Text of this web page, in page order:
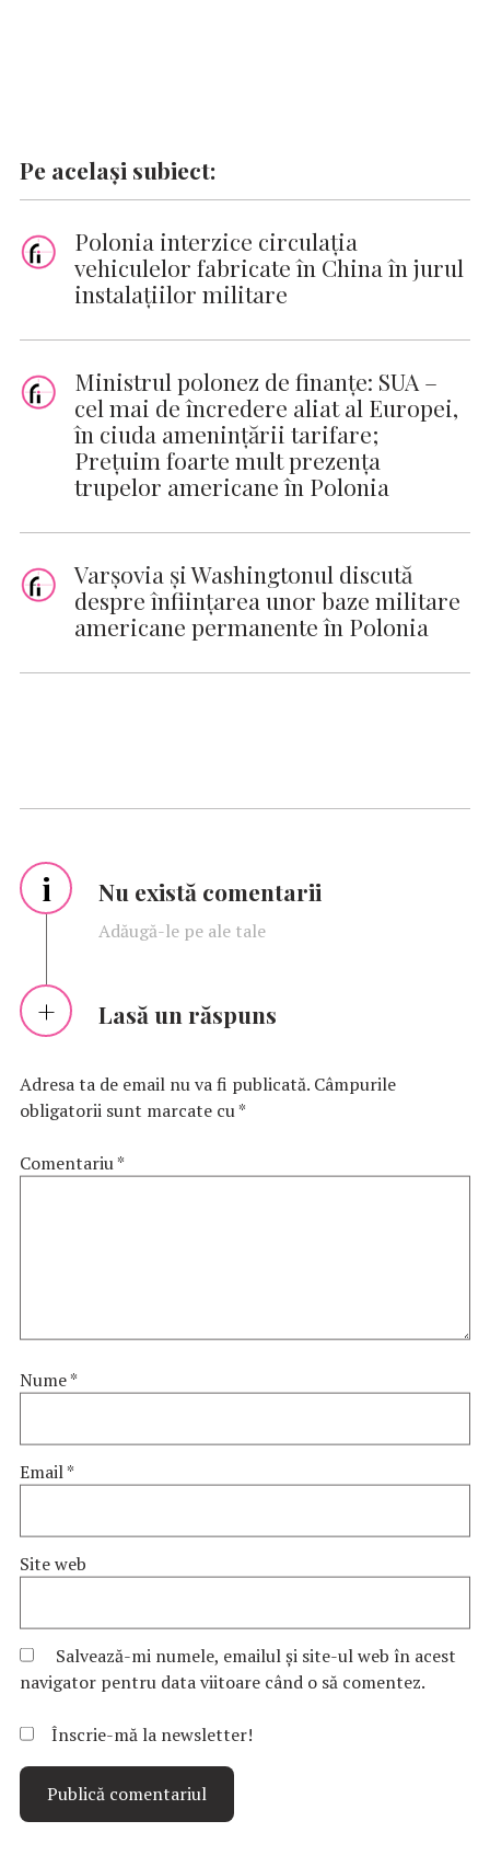
Pe același subiect:
Polonia interzice circulaţia
vehiculelor fabricate în China în jurul
instalaţiilor militare
Ministrul polonez de finanțe: SUA –
cel mai de încredere aliat al Europei,
în ciuda amenințării tarifare;
Prețuim foarte mult prezența
trupelor americane în Polonia
Varşovia şi Washingtonul discută
despre înfiinţarea unor baze militare
americane permanente în Polonia
i Nu există comentarii
Adăugă-le pe ale tale
Lasă un răspuns
Adresa ta de email nu va fi publicată. Câmpurile
obligatorii sunt marcate cu*
Comentariu*
Nume*
Email*
Site web
Salvează-mi numele, emailul și site-ul web în acest
navigator pentru data viitoare când o să comentez.
Înscrie-mă la newsletter!